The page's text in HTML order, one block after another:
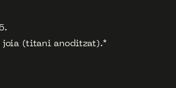
joia (titani anoditzat).*